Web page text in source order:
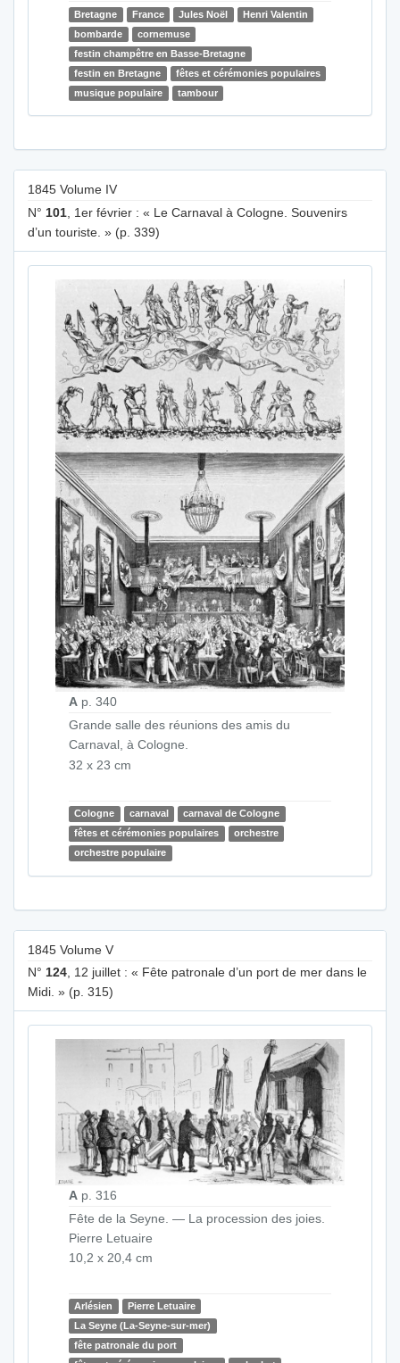
Bretagne France Jules Noël
Henri Valentin
bombarde
cornemuse
festin champêtre en Basse-Bretagne
festin en Bretagne
fêtes et cérémonies populaires
musique populaire
tambour
1845 Volume IV
N° 101 , 1er février : « Le Carnaval à Cologne. Souvenirs
d’un touriste. » (p. 339)
A p. 340
Grande salle des réunions des amis du
Carnaval, à Cologne.
32 x 23 cm
Cologne carnaval
carnaval de Cologne
fêtes et cérémonies populaires
orchestre
orchestre populaire
1845 Volume V
N° 124, 12 juillet : « Fête patronale d’un port de mer dans le
Midi. » (p. 315)
A p. 316
Fête de la Seyne. — La procession des joies.
Pierre Letuaire
10,2 x 20,4 cm
Arlésien
Pierre Letuaire
La Seyne (La-Seyne-sur-mer)
fête patronale du port